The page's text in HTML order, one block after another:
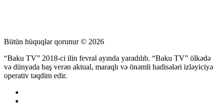
Bütün hüquqlar qorunur © 2026
“Baku TV” 2018-ci ilin fevral ayında yaradılıb. “Baku TV” ölkədə
və dünyada baş verən aktual, maraqlı və önəmli hadisələri izləyiciyə
operativ təqdim edir.